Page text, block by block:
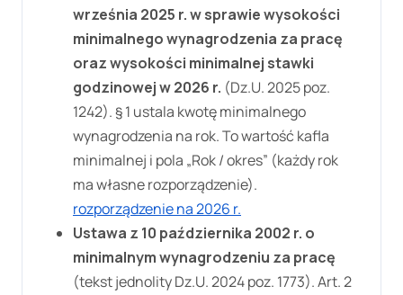
września 2025 r. w sprawie wysokości
minimalnego wynagrodzenia za pracę
oraz wysokości minimalnej stawki
godzinowej w 2026 r. (Dz.U. 2025 poz.
1242). § 1 ustala kwotę minimalnego
wynagrodzenia na rok. To wartość kafla
minimalnej i pola „Rok / okres” (każdy rok
ma własne rozporządzenie).
rozporządzenie na 2026 r.
Ustawa z 10 października 2002 r. o
minimalnym wynagrodzeniu za pracę
(tekst jednolity Dz.U. 2024 poz. 1773). Art. 2